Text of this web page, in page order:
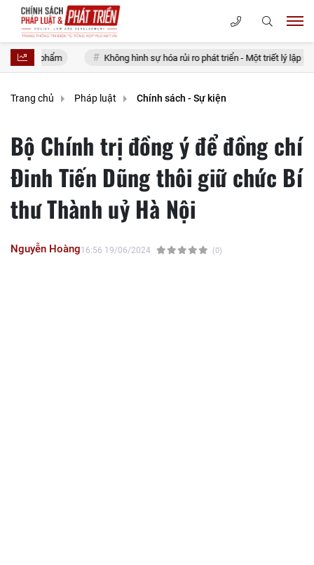
Không hình sự hóa rủi ro phát triển - Một triết lý lập pháp cho nhà
Trang chủ Pháp luật Chính sách - Sự kiện
Bộ Chính trị đồng ý để đồng chí
Đinh Tiến Dũng thôi giữ chức Bí
thư Thành uỷ Hà Nội
Nguyễn Hoàng16:56 19/06/2024 (0)